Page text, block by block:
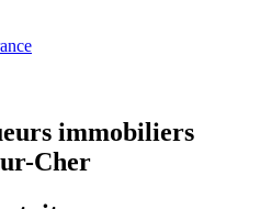
immobiliers
Cher